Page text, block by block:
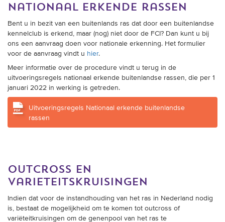
nationaal erkende rassen
Bent u in bezit van een buitenlands ras dat door een buitenlandse
kennelclub is erkend, maar (nog) niet door de FCI? Dan kunt u bij
ons een aanvraag doen voor nationale erkenning. Het formulier
voor de aanvraag vindt u hier.
Meer informatie over de procedure vindt u terug in de
uitvoeringsregels nationaal erkende buitenlandse rassen, die per 1
januari 2022 in werking is getreden.
Uitvoeringsregels Nationaal erkende buitenlandse
rassen
outcross en
varieteitskruisingen
Indien dat voor de instandhouding van het ras in Nederland nodig
is, bestaat de mogelijkheid om te komen tot outcross of
variëteitkruisingen om de genenpool van het ras te